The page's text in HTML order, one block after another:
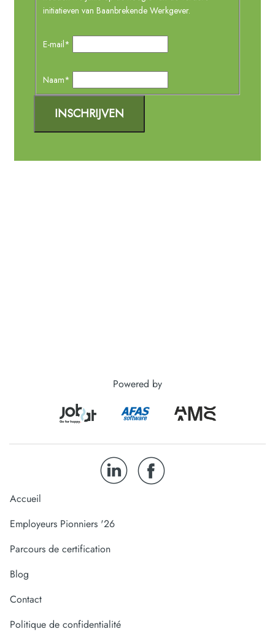
Powered by
Accueil
Employeurs Pionniers '26
Parcours de certification
Blog
Contact
Politique de confidentialité